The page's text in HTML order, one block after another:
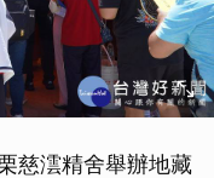
慈澐精舍舉辦地藏